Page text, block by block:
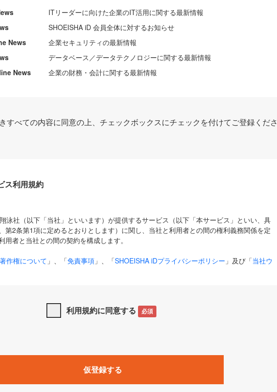
ITリーダーに向けた企業のIT活用に関する最新情報
SHOEISHA iD 会員全体に対するお知らせ
News
企業セキュリティの最新情報
データベース／データテクノロジーに関する最新情報
News
企業の財務・会計に関する最新情報
すべての内容に同意の上、チェックボックスにチェックを付けてご登録くださ
ス利用規約
泳社（以下「当社」といいます）が提供するサービス（以下「本サービス」といい、具
第2条第1項に定めるとおりとします）に関し、当社と利用者との間の権利義務関係を定
用者と当社との間の契約を構成します。
著作権について 」、「免責事項 」、「SHOEISHA iDプライバシーポリシー 」及び「当社ウ
して適用されるものとします。
当社が提供する以下のサービス（名称や内容が変更された場合、変更後のサービスを含
ビスに関連して当社が実施するイベントやキャンペーンをいいます。
」「CodeZine」「MarkeZine」「EnterpriseZine」「ECzine」「Biz/Zine」「HRzine」
利用規約に同意する 必須
仮登録する